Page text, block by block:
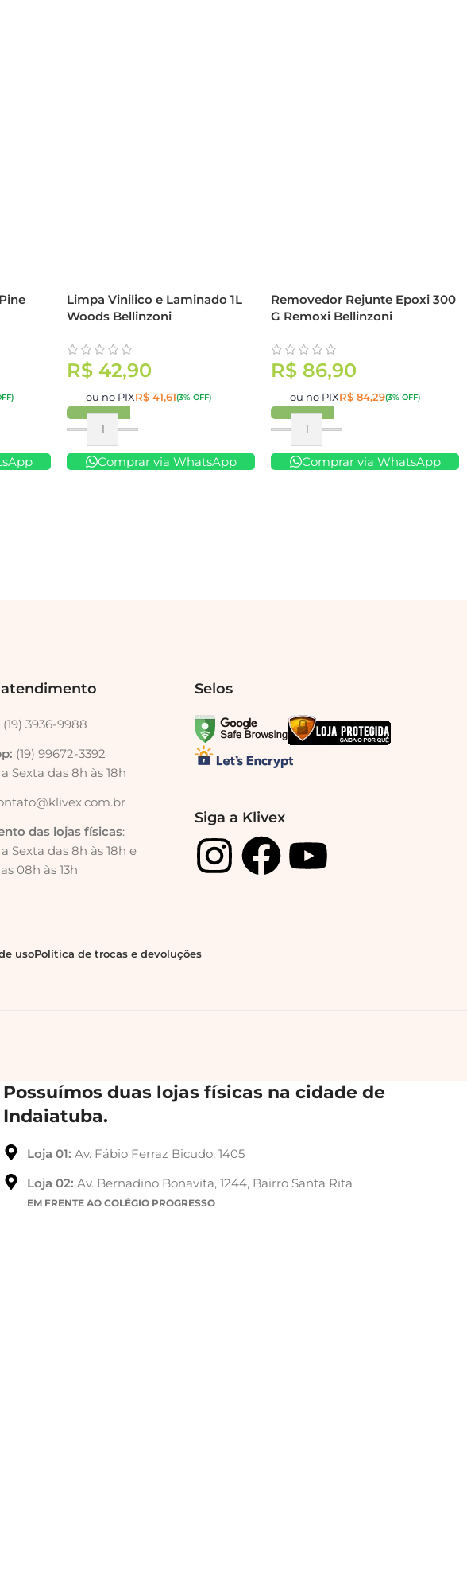
Limpa Vinilico e Laminado 1L
Woods Bellinzoni
R$ 42,90
ou no PIXR$ 41,61(3% OFF)
Comprar
Comprar via WhatsApp
Removedor Rejunte Epoxi 300
G Remoxi Bellinzoni
R$ 86,90
ou no PIXR$ 84,29(3% OFF)
Comprar
Comprar via WhatsApp
(19) 3936-9988
(19) 99672-3392
Sexta das 8h às 18h
das lojas físicas:
Sexta das 8h às 18h e
08h às 13h
Selos
Siga a Klivex
usoPolítica de trocas e devoluções
Possuímos duas lojas físicas na cidade de
Indaiatuba.
Loja 01: Av. Fábio Ferraz Bicudo, 1405
Loja 02: Av. Bernadino Bonavita, 1244, Bairro Santa Rita
EM FRENTE AO COLÉGIO PROGRESSO